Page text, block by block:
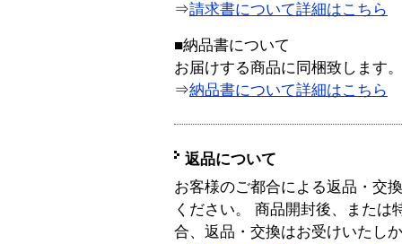
⇒請求書について詳細はこちら
■納品書について
お届けする商品に同梱致します。
⇒納品書について詳細はこちら
返品について
お客様のご都合による返品・交
ください。 商品開封後、または
合、返品・交換はお受けいたし